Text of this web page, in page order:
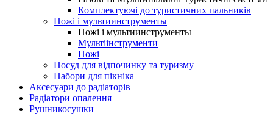
Комплектуючі до туристичних пальників
Ножі і мультиинструменты
Ножі і мультиинструменты
Мультіінструменти
Ножі
Посуд для відпочинку та туризму
Набори для пікніка
Аксесуари до радіаторів
Радіатори опалення
Рушникосушки